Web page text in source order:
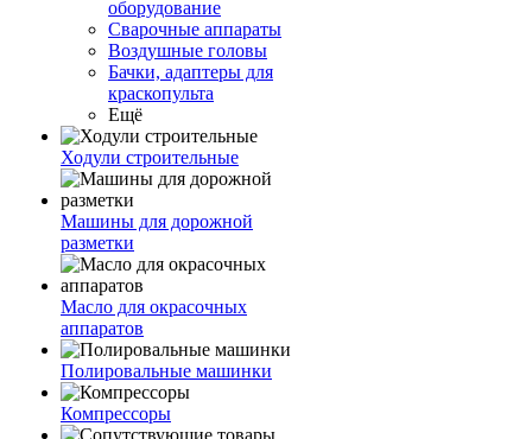
оборудование
Сварочные аппараты
Воздушные головы
Бачки, адаптеры для
краскопульта
Ещё
Ходули строительные
Машины для дорожной
разметки
Масло для окрасочных
аппаратов
Полировальные машинки
Компрессоры